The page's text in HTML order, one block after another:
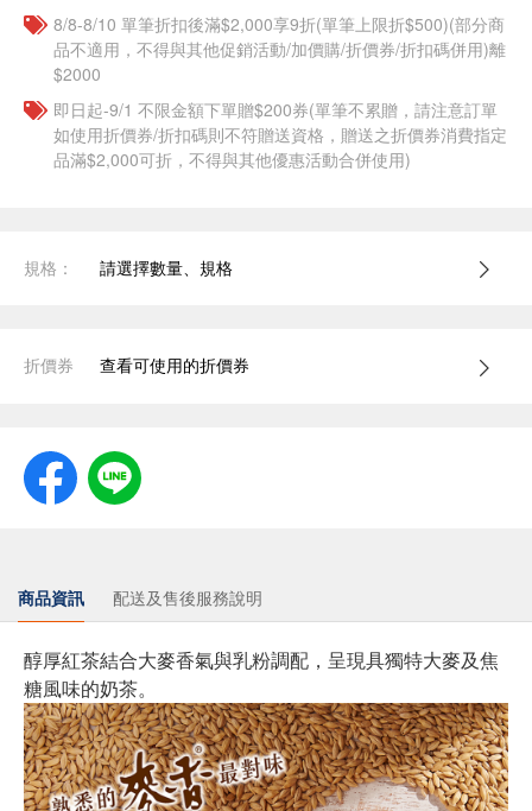
8/8-8/10 單筆折扣後滿$2,000享9折(單筆上限折$500)(部分商
品不適用，不得與其他促銷活動/加價購/折價券/折扣碼併用)離
$2000
即日起-9/1 不限金額下單贈$200券(單筆不累贈，請注意訂單
如使用折價券/折扣碼則不符贈送資格，贈送之折價券消費指定
品滿$2,000可折，不得與其他優惠活動合併使用)
規格： 請選擇數量、規格
折價券 查看可使用的折價券
商品資訊 配送及售後服務說明
醇厚紅茶結合大麥香氣與乳粉調配，呈現具獨特大麥及焦
糖風味的奶茶。